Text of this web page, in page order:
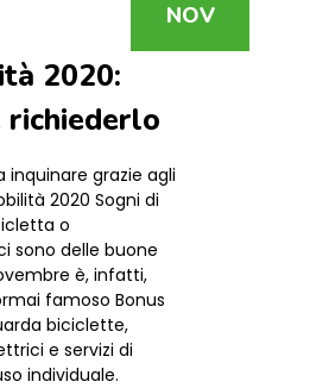
NOV
2020:
richiederlo
inquinare grazie agli
2020 Sogni di
o
sono delle buone
è, infatti,
famoso Bonus
biciclette,
e servizi di
individuale.